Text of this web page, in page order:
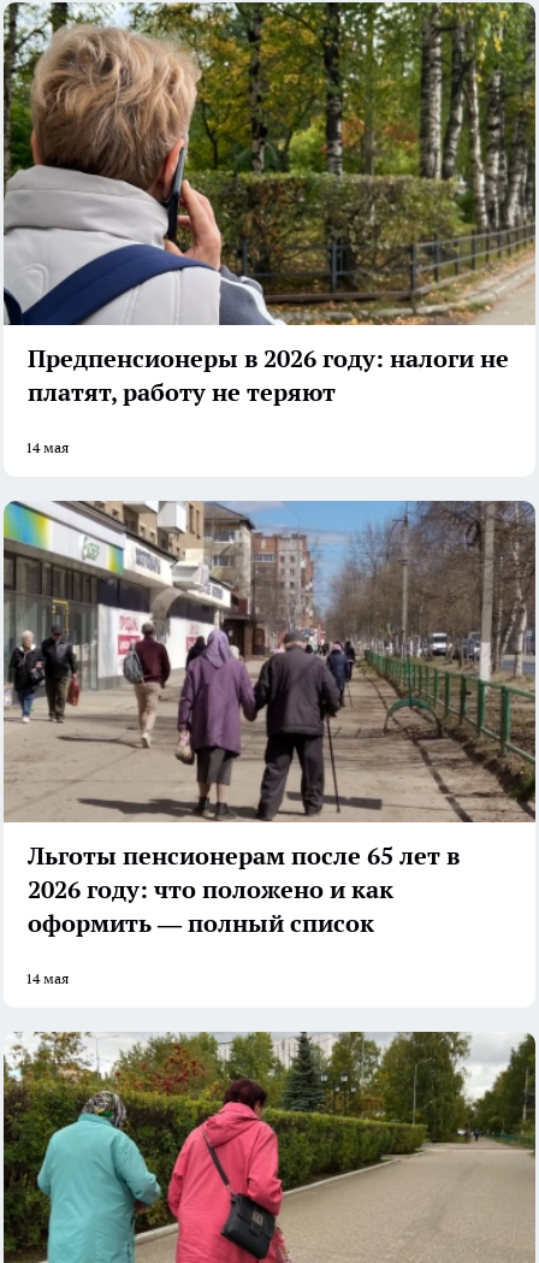
Предпенсионеры в 2026 году: налоги не
платят, работу не теряют
14 мая
Льготы пенсионерам после 65 лет в
2026 году: что положено и как
оформить — полный список
14 мая